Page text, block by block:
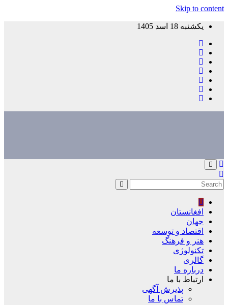
Skip to content
یکشنبه 18 اسد 1405
افغانستان
جهان
اقتصاد و توسعه
هنر و فرهنگ
تکنولوژی
گالری
درباره ما
ارتباط با ما
پذیرش آگهی
تماس با ما